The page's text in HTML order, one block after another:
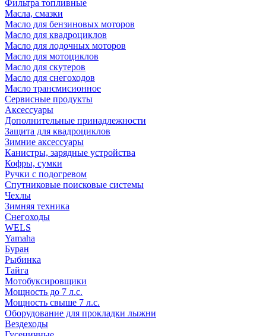
Фильтра топливные
Масла, смазки
Масло для бензиновых моторов
Масло для квадроциклов
Масло для лодочных моторов
Масло для мотоциклов
Масло для скутеров
Масло для снегоходов
Масло трансмисионное
Сервисные продукты
Аксессуары
Дополнительные принадлежности
Защита для квадроциклов
Зимние аксессуары
Канистры, зарядные устройства
Кофры, сумки
Ручки с подогревом
Спутниковые поисковые системы
Чехлы
Зимняя техника
Снегоходы
WELS
Yamaha
Буран
Рыбинка
Тайга
Мотобуксировщики
Мощность до 7 л.с.
Мощность свыше 7 л.с.
Оборудование для прокладки лыжни
Вездеходы